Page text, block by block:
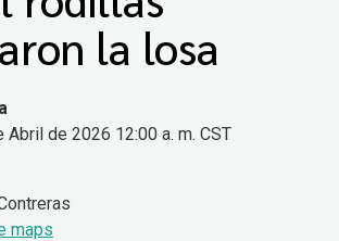
la losa
de 2026 12:00 a. m. CST
maps